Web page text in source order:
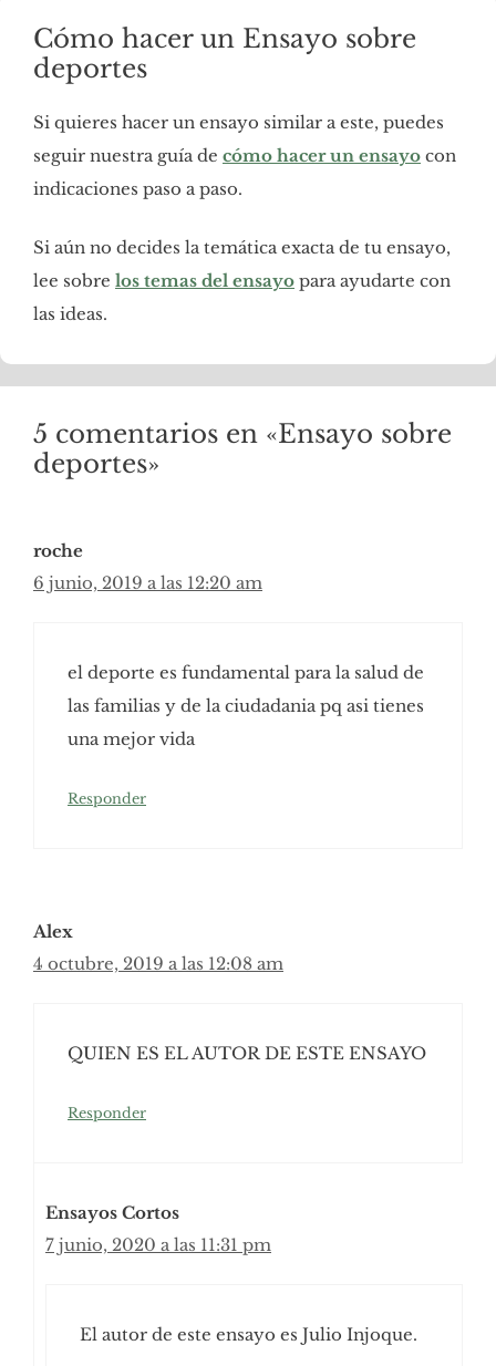
Cómo hacer un Ensayo sobre
deportes
Si quieres hacer un ensayo similar a este, puedes
seguir nuestra guía de cómo hacer un ensayo con
indicaciones paso a paso.
Si aún no decides la temática exacta de tu ensayo,
lee sobre los temas del ensayo para ayudarte con
las ideas.
5 comentarios en «Ensayo sobre
deportes»
roche
6 junio, 2019 a las 12:20 am
el deporte es fundamental para la salud de
las familias y de la ciudadania pq asi tienes
una mejor vida
Responder
Alex
4 octubre, 2019 a las 12:08 am
QUIEN ES EL AUTOR DE ESTE ENSAYO
Responder
Ensayos Cortos
7 junio, 2020 a las 11:31 pm
El autor de este ensayo es Julio Injoque.